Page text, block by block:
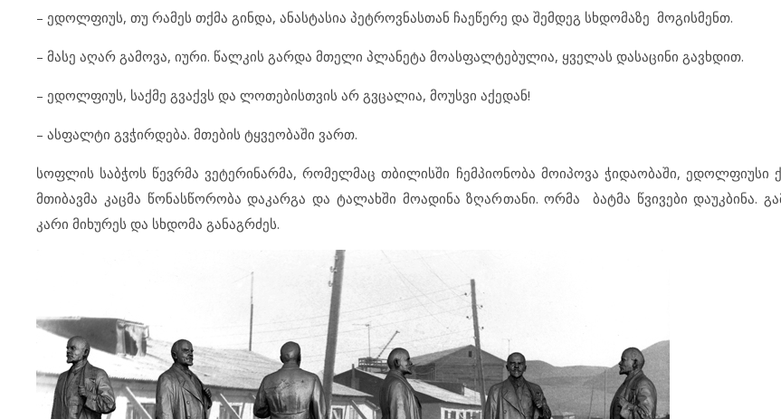
– ედოლფიუს, თუ რამეს თქმა გინდა, ანასტასია პეტროვნასთან ჩაეწერე და შემდეგ სხდომაზე მოგისმენთ.
– მასე აღარ გამოვა, იური. წალკის გარდა მთელი პლანეტა მოასფალტებულია, ყველას დასაცინი გავხდით.
– ედოლფიუს, საქმე გვაქვს და ლოთებისთვის არ გვცალია, მოუსვი აქედან!
– ასფალტი გვჭირდება. მთების ტყვეობაში ვართ.
სოფლის საბჭოს წევრმა ვეტერინარმა, რომელმაც თბილისში ჩემპიონობა მოიპოვა ჭიდაობაში, ედოლფიუსი
მთიბავმა კაცმა წონასწორობა დაკარგა და ტალახში მოადინა ზღართანი. ორმა ბატმა წვივები დაუკბინა.
კარი მიხურეს და სხდომა განაგრძეს.